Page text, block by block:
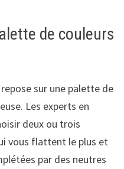
de couleurs
sur une palette de
Les experts en
deux ou trois
vous flattent le plus et
par des neutres